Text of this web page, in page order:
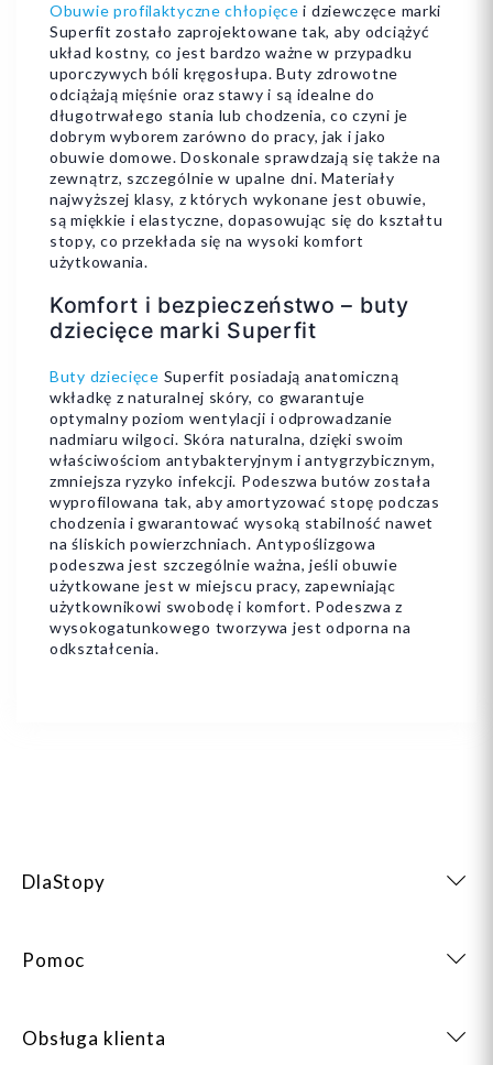
Obuwie profilaktyczne chłopięce i dziewczęce marki
Superfit zostało zaprojektowane tak, aby odciążyć
układ kostny, co jest bardzo ważne w przypadku
uporczywych bóli kręgosłupa. Buty zdrowotne
odciążają mięśnie oraz stawy i są idealne do
długotrwałego stania lub chodzenia, co czyni je
dobrym wyborem zarówno do pracy, jak i jako
obuwie domowe. Doskonale sprawdzają się także na
zewnątrz, szczególnie w upalne dni. Materiały
najwyższej klasy, z których wykonane jest obuwie,
są miękkie i elastyczne, dopasowując się do kształtu
stopy, co przekłada się na wysoki komfort
użytkowania.
Komfort i bezpieczeństwo – buty
dziecięce marki Superfit
Buty dziecięce Superfit posiadają anatomiczną
wkładkę z naturalnej skóry, co gwarantuje
optymalny poziom wentylacji i odprowadzanie
nadmiaru wilgoci. Skóra naturalna, dzięki swoim
właściwościom antybakteryjnym i antygrzybicznym,
zmniejsza ryzyko infekcji. Podeszwa butów została
wyprofilowana tak, aby amortyzować stopę podczas
chodzenia i gwarantować wysoką stabilność nawet
na śliskich powierzchniach. Antypoślizgowa
podeszwa jest szczególnie ważna, jeśli obuwie
użytkowane jest w miejscu pracy, zapewniając
użytkownikowi swobodę i komfort. Podeszwa z
wysokogatunkowego tworzywa jest odporna na
odkształcenia.
DlaStopy
Pomoc
Obsługa klienta